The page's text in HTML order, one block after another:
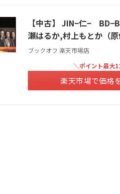
【中古】 JIN−仁−
瀬はるか,村上もとか（
ブックオフ 楽天市場店
＼ポイント最大
楽天市場で価格